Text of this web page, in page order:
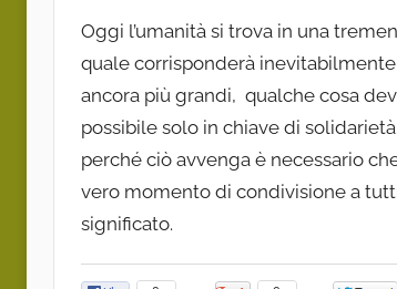
Oggi l’umanità si trova in una
quale corrisponderà
ancora più grandi, qualche cosa
possibile solo in chiave di
perché ciò avvenga è necessario
vero momento di condivisione a
significato.